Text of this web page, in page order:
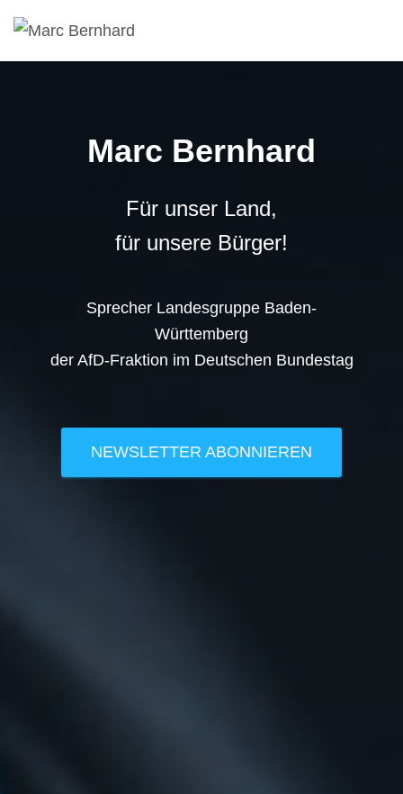
Marc Bernhard
Für unser Land,
für unsere Bürger!
Sprecher Landesgruppe Baden-
Württemberg
der AfD-Fraktion im Deutschen Bundestag
NEWSLETTER ABONNIEREN